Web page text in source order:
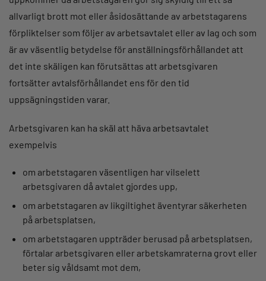
allvarligt brott mot eller åsidosättande av arbetstagarens
förpliktelser som följer av arbetsavtalet eller av lag och som
är av väsentlig betydelse för anställningsförhållandet att
det inte skäligen kan förutsättas att arbetsgivaren
fortsätter avtalsförhållandet ens för den tid
uppsägningstiden varar.
Arbetsgivaren kan ha skäl att häva arbetsavtalet
exempelvis
om arbetstagaren väsentligen har vilselett
arbetsgivaren då avtalet gjordes upp,
om arbetstagaren av likgiltighet äventyrar säkerheten
på arbetsplatsen,
om arbetstagaren uppträder berusad på arbetsplatsen,
förtalar arbetsgivaren eller arbetskamraterna grovt eller
beter sig våldsamt mot dem,